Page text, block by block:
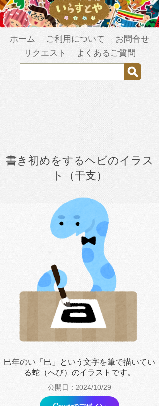
ホーム ご利用について
お問合せ
リクエスト
よくあるご質問
書き初めをするヘビのイラス
ト（干支）
巳年のい「巳」という文字を筆で描いてい
る蛇（へび）のイラストです。
公開日：2024/10/29